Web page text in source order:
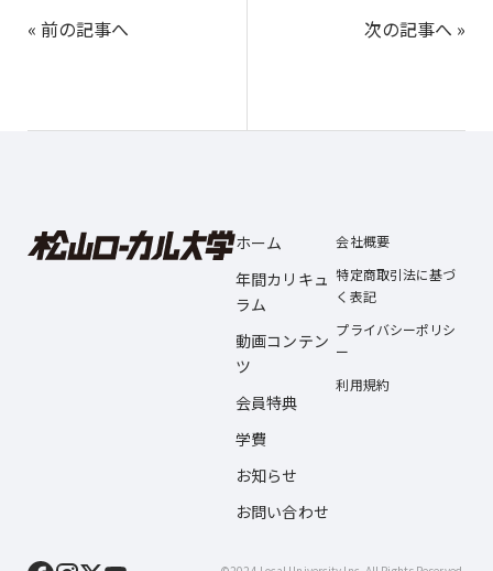
« 前の記事へ 次の記事へ »
ホーム
年間カリキュ
ラム
動画コンテン
ツ
会員特典
学費
お知らせ
お問い合わせ
会社概要
特定商取引法に基づ
く表記
プライバシーポリシ
ー
利用規約